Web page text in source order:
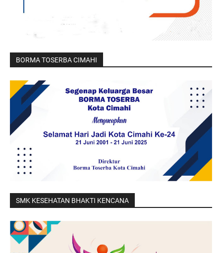
BORMA TOSERBA CIMAHI
SMK KESEHATAN BHAKTI KENCANA